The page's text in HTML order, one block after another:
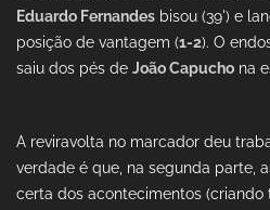
Eduardo Fernandes bisou (39') e
posição de vantagem (1-2). O
saiu dos pés de João Capucho na
A reviravolta no marcador deu
verdade é que, na segunda parte,
certa dos acontecimentos